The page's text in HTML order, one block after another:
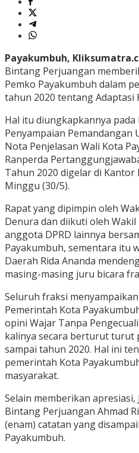
Payakumbuh,
Bintang Perjuangan
Pemko Payakumbuh dalam
tahun 2020 tentang Adaptasi
Hal itu diungkapkannya pada
Penyampaian Pemandangan
Nota Penjelasan Wali Kota
Ranperda
Tahun 2020 digelar di Kantor
Minggu (30/5).
Rapat yang dipimpin oleh
Denura dan diikuti oleh Wakil
anggota DPRD lainnya
Payakumbuh, sementara itu
Daerah Rida Ananda
masing-masing juru bicara
Seluruh fraksi
Pemerintah Kota
opini Wajar Tanpa
kalinya secara berturut turut
sampai tahun 2020. Hal ini
pemerintah Kota
masyarakat.
Selain memberikan apresiasi,
Bintang Perjuangan Ahmad
(enam) catatan yang
Payakumbuh.